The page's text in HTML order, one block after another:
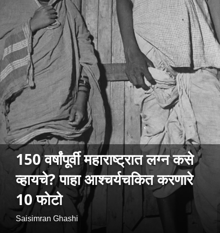
150 वर्षांपूर्वी महाराष्ट्रात लग्न कसे
व्हायचे? पाहा आश्चर्यचकित करणारे
10 फोटो
Saisimran Ghashi